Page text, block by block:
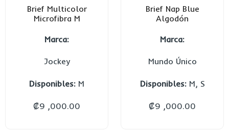
Brief Multicolor
Microfibra M
Marca:
Jockey
Disponibles: M
₡9 ,000.00
Brief Nap Blue
Algodón
Marca:
Mundo Único
Disponibles:M, S
₡9 ,000.00